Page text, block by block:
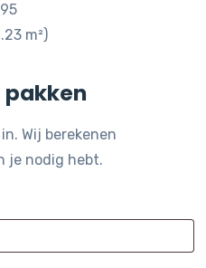
m²)
pakken
Wij berekenen
je nodig hebt.